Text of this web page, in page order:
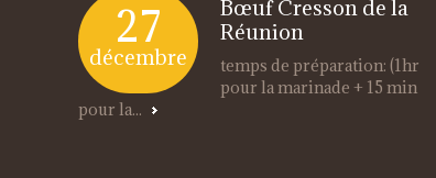
27
décembre
Bœuf Cresson de la
Réunion
temps de préparation: (1hr
pour la marinade + 15 min
pour la...